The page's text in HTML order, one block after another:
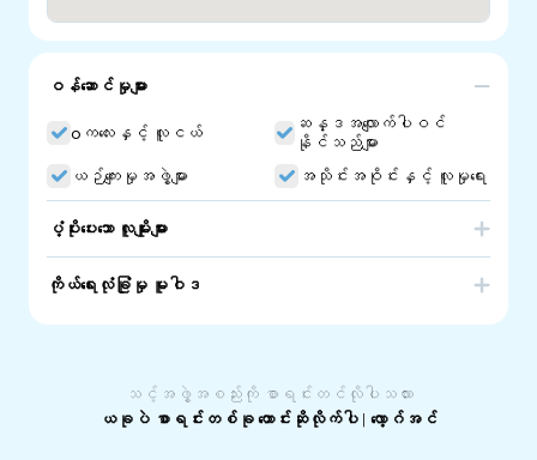
ဝန်ဆောင်မှုများ
oကလေးနှင့် လူငယ်
ဆန္ဒအလျောက်ပါဝင်
နိုင်သည်များ
ယဉ်ကျေးမှုအဖွဲ့များ
အသိုင်းအဝိုင်းနှင့် လူမှုရေး
ပံ့ပိုးပေးသော လူမျိုးများ
ကိုယ်ရေးလုံခြုံမှု မူဝါဒ
the youth. HYA is a non-profit social organisation
committed to strengthening the identity of Australian
သင့်အဖွဲ့အစည်းကို စာရင်းတင်လိုပါသလား
ယခုပဲ စာရင်းတစ်ခု တောင်းဆိုလိုက်ပါ | လော့ဂ်အင်